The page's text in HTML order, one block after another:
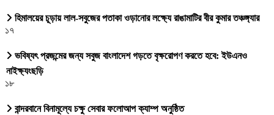
হিমালয়ের চূড়ায় লাল-সবুজের পতাকা ওড়ানোর লক্ষ্যে রাঙামাটির বীর কুমার তঞ্চঙ্গ্যার
১৭
ভবিষ্যৎ প্রজন্মের জন্য সবুজ বাংলাদেশ গড়তে বৃক্ষরোপণ করতে হবে: ইউএনও
নাইক্ষ্যংছড়ি
১৮
বান্দরবানে বিনামূল্যে চক্ষু সেবার ফলোআপ ক্যাম্প অনুষ্ঠিত